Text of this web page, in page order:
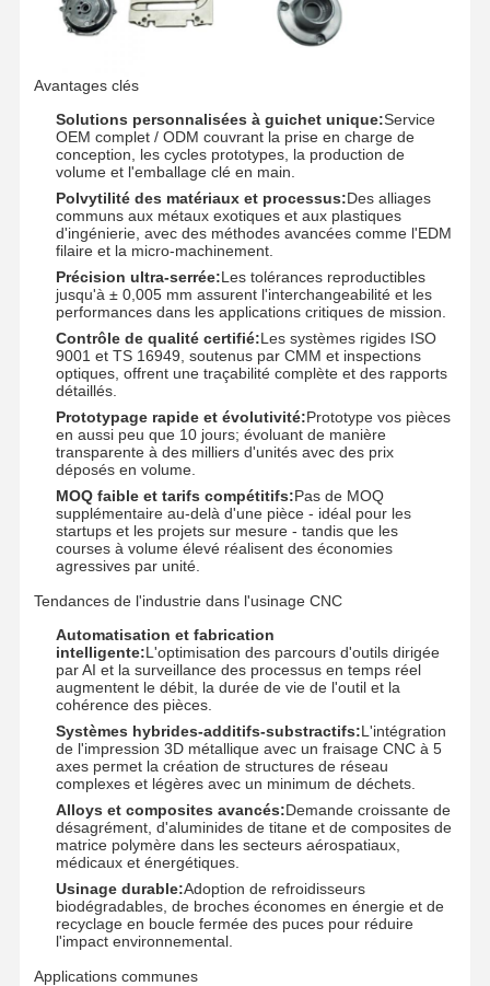
Visite De
L'usine
Les Affaires
Causez
Maintenant
Casting de dépérisation en aluminium
Pièces d'usinage CNC
pièces en tôle
fabrication de pièces automobiles
Boîtier moulé sous pression
Prototypage rapide
traitement de surface métallique
moules de coulée sous pression
Avantages clés
Solutions personnalisées à guichet unique:Service
OEM complet / ODM couvrant la prise en charge de
conception, les cycles prototypes, la production de
volume et l'emballage clé en main.
Polvytilité des matériaux et processus:Des alliages
communs aux métaux exotiques et aux plastiques
d'ingénierie, avec des méthodes avancées comme l'EDM
filaire et la micro-machinement.
Précision ultra-serrée:Les tolérances reproductibles
jusqu'à ± 0,005 mm assurent l'interchangeabilité et les
performances dans les applications critiques de mission.
Contrôle de qualité certifié:Les systèmes rigides ISO
9001 et TS 16949, soutenus par CMM et inspections
optiques, offrent une traçabilité complète et des rapports
détaillés.
Prototypage rapide et évolutivité:Prototype vos pièces
en aussi peu que 10 jours; évoluant de manière
transparente à des milliers d'unités avec des prix
déposés en volume.
MOQ faible et tarifs compétitifs:Pas de MOQ
supplémentaire au-delà d'une pièce - idéal pour les
startups et les projets sur mesure - tandis que les
courses à volume élevé réalisent des économies
agressives par unité.
Tendances de l'industrie dans l'usinage CNC
Automatisation et fabrication
intelligente:L'optimisation des parcours d'outils dirigée
par AI et la surveillance des processus en temps réel
augmentent le débit, la durée de vie de l'outil et la
cohérence des pièces.
Systèmes hybrides-additifs-substractifs:L'intégration
de l'impression 3D métallique avec un fraisage CNC à 5
axes permet la création de structures de réseau
complexes et légères avec un minimum de déchets.
Alloys et composites avancés:Demande croissante de
désagrément, d'aluminides de titane et de composites de
matrice polymère dans les secteurs aérospatiaux,
médicaux et énergétiques.
Usinage durable:Adoption de refroidisseurs
biodégradables, de broches économes en énergie et de
recyclage en boucle fermée des puces pour réduire
l'impact environnemental.
Applications communes